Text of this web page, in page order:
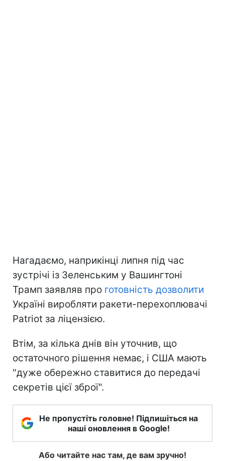
Нагадаємо, наприкінці липня під час
зустрічі із Зеленським у Вашингтоні
Трамп заявляв про готовність дозволити
Україні виробляти ракети-перехоплювачі
Patriot за ліцензією.
Втім, за кілька днів він уточнив, що
остаточного рішення немає, і США мають
"дуже обережно ставитися до передачі
секретів цієї зброї".
Не пропустіть головне! Підпишіться на
наші оновлення в Google!
Або читайте нас там, де вам зручно!